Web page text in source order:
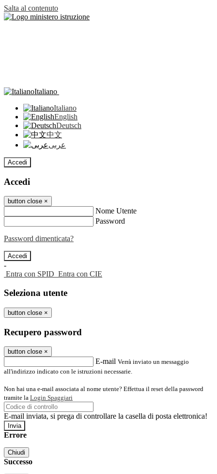
Salta al contenuto
Italiano
Italiano
English
Deutsch
中文
عربى
Accedi
Accedi
button close ×
Nome Utente
Password
Password dimenticata?
-
Entra con SPID Entra con CIE
Seleziona utente
button close ×
Recupero password
button close ×
E-mail Verrà inviato un messaggio
all'indirizzo indicato con le istruzioni necessarie.
Non hai una e-mail associata al nome utente? Effettua il reset della password
tramite la Login Spaggiari
E-mail inviata, si prega di controllare la casella di posta elettronica!
Errore
Chiudi
Successo